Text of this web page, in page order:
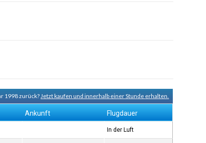
1998 zurück?Jetzt kaufen und innerhalb einer Stunde erhalten.
Ankunft Flugdauer
In der Luft